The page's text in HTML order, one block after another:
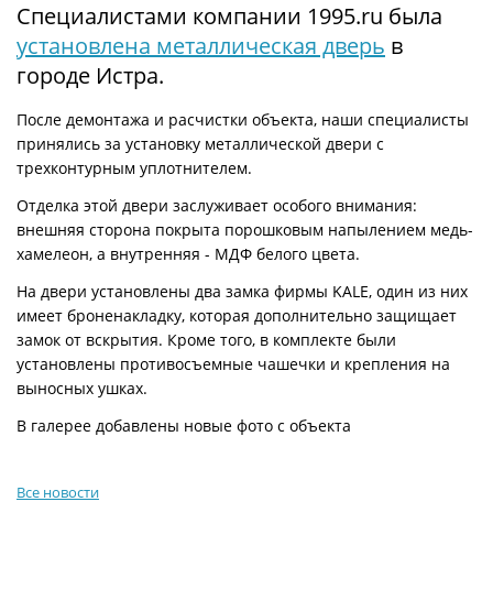
Специалистами компании 1995.ru была
установлена металлическая дверь в
городе Истра.
После демонтажа и расчистки объекта, наши специалисты
принялись за установку металлической двери с
трехконтурным уплотнителем.
Отделка этой двери заслуживает особого внимания:
внешняя сторона покрыта порошковым напылением медь-
хамелеон, а внутренняя - МДФ белого цвета.
На двери установлены два замка фирмы KALE, один из них
имеет броненакладку, которая дополнительно защищает
замок от вскрытия. Кроме того, в комплекте были
установлены противосъемные чашечки и крепления на
выносных ушках.
В галерее добавлены новые фото с объекта
Все новости